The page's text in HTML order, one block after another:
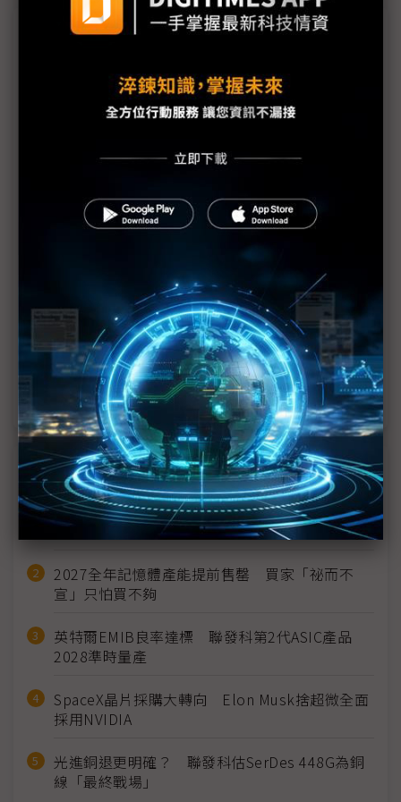
議題精選－光學廠難得聚首 「看」見AI關
大立光9日股東會三大看點解析 FAU進度最吸睛
光學廠難得齊聚COMPUTEX為哪樁？CPO、機器人點
Metalens強攻機器人、V型槽搶進CPO 先進光劈出
次世代光學與半導體坦途
美系無人機＋人形機器人雙線齊飛 華晶科脫離消費
性紅海航向AI
近７天熱門報導
MLCC訂單過熱、出貨比創高 村田示警全球AI基
建熱潮將趨緩
2027全年記憶體產能提前售罄 買家「祕而不
宣」只怕買不夠
英特爾EMIB良率達標 聯發科第2代ASIC產品
2028準時量產
SpaceX晶片採購大轉向 Elon Musk捨超微全面
採用NVIDIA
光進銅退更明確？ 聯發科估SerDes 448G為銅
線「最終戰場」